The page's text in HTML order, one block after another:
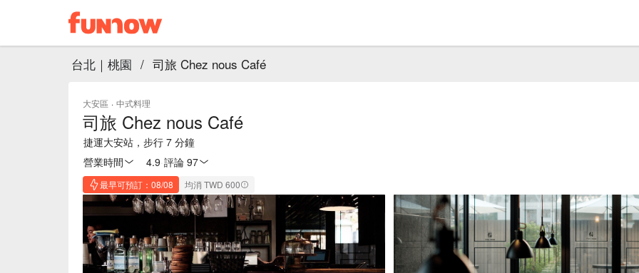
台北｜桃園 / 司旅 Chez nous Café
大安區 · 中式料理
司旅 Chez nous Café
捷運大安站，步行 7 分鐘
營業時間
4.9 評論 97
最早可預訂：08/08 均消 TWD 600